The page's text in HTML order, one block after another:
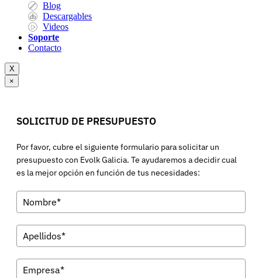
Blog
Descargables
Videos
Soporte
Contacto
X
×
SOLICITUD DE PRESUPUESTO
Por favor, cubre el siguiente formulario para solicitar un
presupuesto con Evolk Galicia. Te ayudaremos a decidir cual
es la mejor opción en función de tus necesidades: